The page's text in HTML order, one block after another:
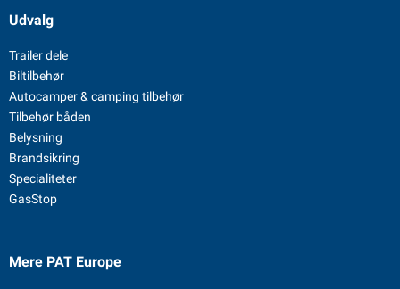
Udvalg
Trailer dele
Biltilbehør
Autocamper & camping tilbehør
Tilbehør båden
Belysning
Brandsikring
Specialiteter
GasStop
Mere PAT Europe